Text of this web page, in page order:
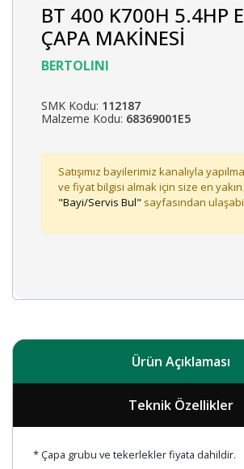
BT 400 K700H 5.4HP
ÇAPA MAKİNESİ
BERTOLINI
SMK Kodu: 112187
Malzeme Kodu: 68369001E5
Satışımız bayilerimiz kanalıyla
ve fiyat bilgisi almak için size en
"Bayi/Servis Bul" sayfasından
Ürün Açıklaması
Teknik Özellikler
* Çapa grubu ve tekerlekler fiyata dahildir.